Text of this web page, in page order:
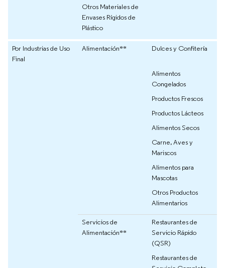
Otros Materiales de
Envases Rígidos de
Plástico
Por Industrias de Uso
Final
Alimentación** Dulces y Confitería
Alimentos
Congelados
Productos Frescos
Productos Lácteos
Alimentos Secos
Carne, Aves y
Mariscos
Alimentos para
Mascotas
Otros Productos
Alimentarios
Servicios de
Alimentación**
Restaurantes de
Servicio Rápido
(QSR)
Restaurantes de